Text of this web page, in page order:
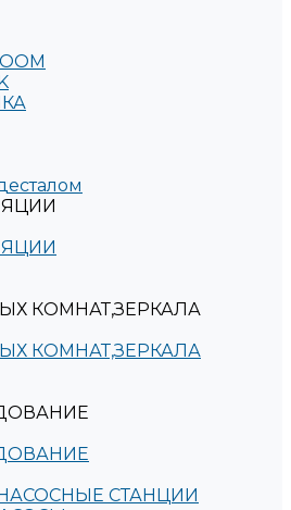
КОМНАТ,ЗЕРКАЛА
КОМНАТ,ЗЕРКАЛА
СТАНЦИИ